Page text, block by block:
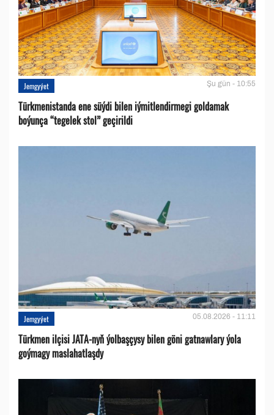
Jemgyýet Şu gün - 10:55
Türkmenistanda ene süýdi bilen iýmitlendirmegi goldamak
boýunça “tegelek stol” geçirildi
Jemgyýet 05.08.2026 - 11:11
Türkmen ilçisi JATA-nyň ýolbaşçysy bilen göni gatnawlary ýola
goýmagy maslahatlaşdy